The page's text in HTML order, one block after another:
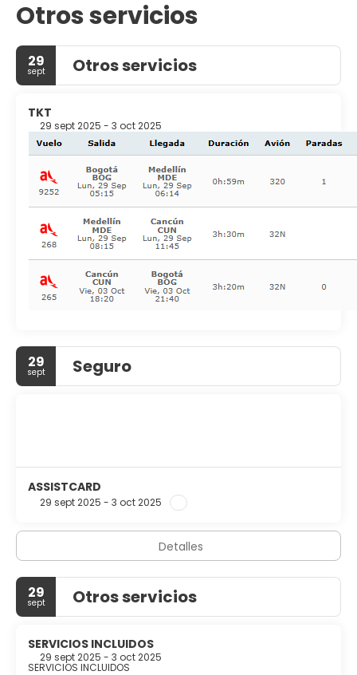
tienes a tu disposición 714 metros cuadrados de espacio
con centro de conferencias y 9 salas de reuniones. Hay
Otros servicios
29
sept Otros servicios
TKT
29 sept 2025 - 3 oct 2025
29
sept Seguro
ASSISTCARD
29 sept 2025 - 3 oct 2025
Detalles
29
sept Otros servicios
SERVICIOS INCLUIDOS
29 sept 2025 - 3 oct 2025
SERVICIOS INCLUIDOS